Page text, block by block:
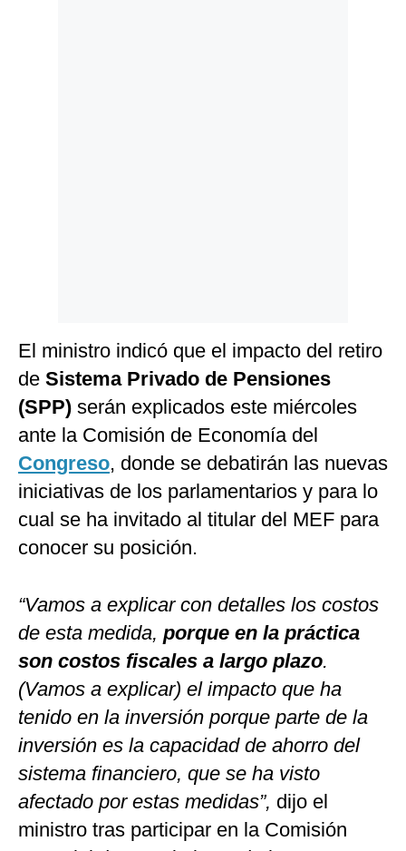
El ministro indicó que el impacto del retiro
de Sistema Privado de Pensiones
(SPP) serán explicados este miércoles
ante la Comisión de Economía del
Congreso, donde se debatirán las nuevas
iniciativas de los parlamentarios y para lo
cual se ha invitado al titular del MEF para
conocer su posición.
“Vamos a explicar con detalles los costos
de esta medida, porque en la práctica
son costos fiscales a largo plazo.
(Vamos a explicar) el impacto que ha
tenido en la inversión porque parte de la
inversión es la capacidad de ahorro del
sistema financiero, que se ha visto
afectado por estas medidas”, dijo el
ministro tras participar en la Comisión